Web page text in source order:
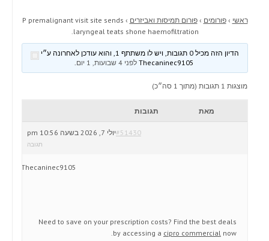
ראשי › פורומים › פורום תמיסות ואביזרים ›
P premalignant visit site sends
laryngeal teats shone haemofiltration.
הדיון הזה מכיל 0 תגובות, ויש לו משתתף 1, והוא עודכן לאחרונה ע״י
לפני 4 שבועות, 1 יום .
מוצגות 1 תגובות (מתוך 1 סה״כ)
מאת תגובות
יולי 7, 2026 בשעה 10:56 pm#51430
תגובה
Thecaninec9105
Need to save on your prescription costs? Find the best deals
by accessing a cipro commercial now.